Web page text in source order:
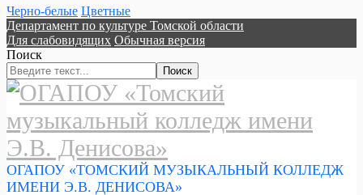
Черно-белые Цветные
Департамент по культуре Томской области
Для слабовидящих Обычная версия
Поиск
Поиск
ОГАПОУ «ТОМСКИЙ МУЗЫКАЛЬНЫЙ КОЛЛЕДЖ
ИМЕНИ Э.В. ДЕНИСОВА»